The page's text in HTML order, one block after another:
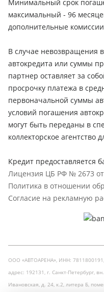
Минимальный срок
максимальный - 96
дополнительные
В случае невозвращения
автокредита или суммы
партнер оставляет за
просрочку платежа в
первоначальной суммы
условий погашения
могут быть переданы в
коллекторское агентство
Кредит предоставляется
Лицензия ЦБ РФ № 2673 от
Политика в отношении
Согласие на рекламную
ООО «АВТОАРЕНА», ИНН:
адрес: 192131, г. Санкт-Петербург,
Ивановская, д. 24, к.2, литера Б,